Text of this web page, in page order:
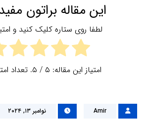
این مقاله براتون
لطفا روی ستاره کلیک کنید و
امتیاز این مقاله: ۵ / ۵. تعداد امتیازها:
Amir نوامبر ۱۳, ۲۰۲۴